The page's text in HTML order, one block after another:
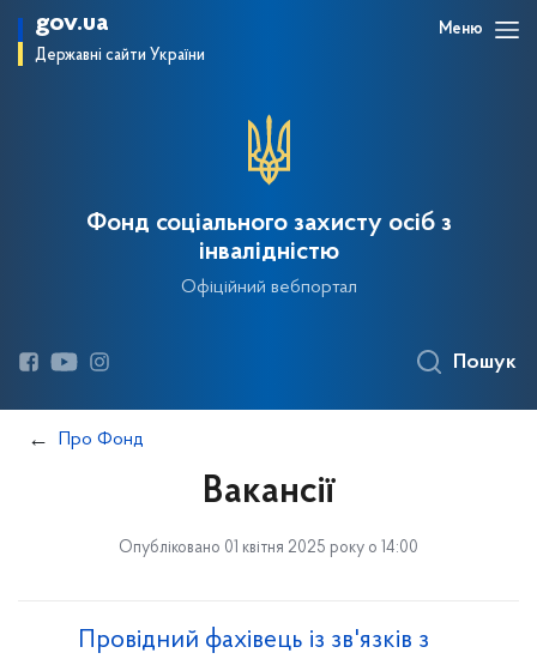
gov.ua
Державні сайти України
Меню
Фонд соціального захисту осіб з
інвалідністю
Офіційний вебпортал
Пошук
Про Фонд
Вакансії
Опубліковано 01 квітня 2025 року о 14:00
Провідний фахівець із зв'язків з